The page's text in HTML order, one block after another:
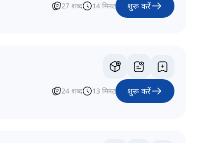
27 शब्द 14 मिनट शुरू करें
24 शब्द 13 मिनट शुरू करें